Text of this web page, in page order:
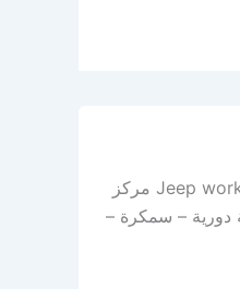
أفضل ورشة جيب في الخبر – الدمام – المنطقة الشرقية Jeep workshop in Khobar – Dammam – Eastern Province مركز
دورية – سمكرة –